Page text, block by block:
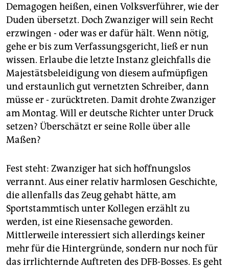
Demagogen heißen, einen Volksverführer, wie der
Duden übersetzt. Doch Zwanziger will sein Recht
erzwingen - oder was er dafür hält. Wenn nötig,
gehe er bis zum Verfassungsgericht, ließ er nun
wissen. Erlaube die letzte Instanz gleichfalls die
Majestätsbeleidigung von diesem aufmüpfigen
und erstaunlich gut vernetzten Schreiber, dann
müsse er - zurücktreten. Damit drohte Zwanziger
am Montag. Will er deutsche Richter unter Druck
setzen? Überschätzt er seine Rolle über alle
Maßen?
Fest steht: Zwanziger hat sich hoffnungslos
verrannt. Aus einer relativ harmlosen Geschichte,
die allenfalls das Zeug gehabt hätte, am
Sportstammtisch unter Kollegen erzählt zu
werden, ist eine Riesensache geworden.
Mittlerweile interessiert sich allerdings keiner
mehr für die Hintergründe, sondern nur noch für
das irrlichternde Auftreten des DFB-Bosses. Es geht